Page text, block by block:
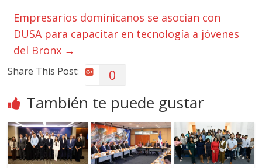
Empresarios dominicanos se asocian con
DUSA para capacitar en tecnología a jóvenes
del Bronx →
Share This Post: 0
También te puede gustar